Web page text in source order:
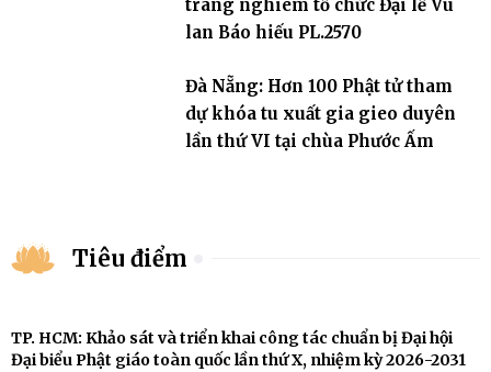
trang nghiêm tổ chức Đại lễ Vu
lan Báo hiếu PL.2570
Đà Nẵng: Hơn 100 Phật tử tham
dự khóa tu xuất gia gieo duyên
lần thứ VI tại chùa Phước Ấm
Tiêu điểm
TP. HCM: Khảo sát và triển khai công tác chuẩn bị Đại hội
Đại biểu Phật giáo toàn quốc lần thứ X, nhiệm kỳ 2026-2031